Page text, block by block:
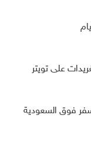
فوق السعودية